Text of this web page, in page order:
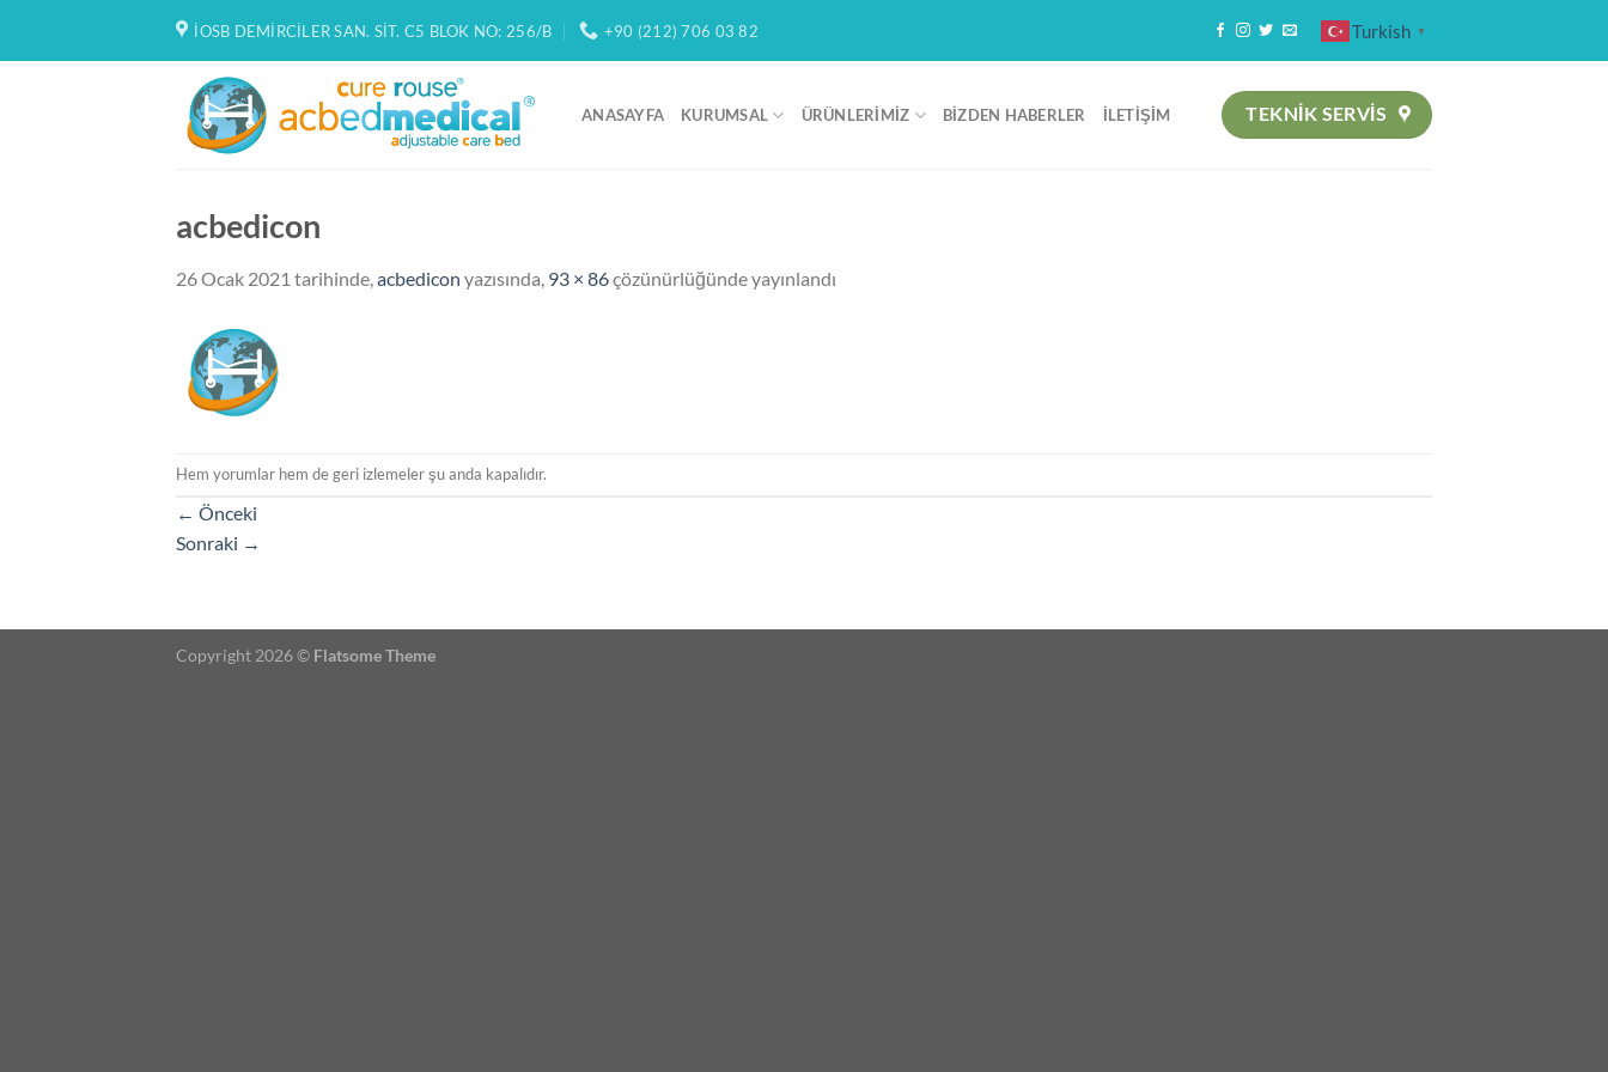
İOSB DEMIRCILER SAN. SIT. C5 BLOK NO: 256/B +90 (212) 706 03 82 Turkish ▼
ANASAYFA KURUMSAL ÜRÜNLERIMIZ BIZDEN HABERLER İLETIŞIM TEKNIK SERVİS
acbedicon
26 Ocak 2021 tarihinde, acbedicon yazısında, 93 × 86çözünürlüğünde yayınlandı
Hem yorumlar hem de geri izlemeler şu anda kapalıdır.
← Önceki
Sonraki →
Copyright 2026 © Flatsome Theme